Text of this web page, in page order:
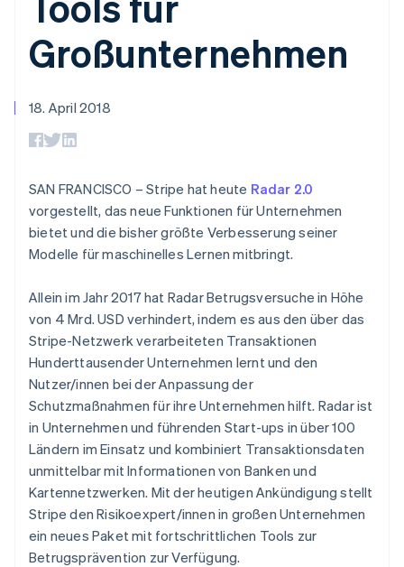
Zugriff auf mehr als
125
Terminal
Zahlungen vor Ort
Boost
Optimierung der
Autorisierungsraten
Bezahlvorgang
Financial
Connections
Verbundene
Finanzdaten
Product roadmap
Ausblick
Radar
Betrugsprävention
Atlas
Start-up-Gründung
Climate
CO₂-Entnahme
Identity
Online-Identitätsprüfung
Geldmanagement
SaaS
Gaming
Bewirtung, Reisen und
Freizeit
Versicherungen
Medien und
Organisationen
Fachdienstleistungen
Öffentlicher Sektor
Einzelhandel
Partner
Stripe App-Marktplatz
Marktplatz auf
Abonnementverwaltung
Verwaltung von
Diensten mit Agenten
App-Integrationen
Code-Beispiele
Entwickler-Blog
API-Status
Produkt-Roadmap
Stripe Sessions
Karriere
Sales-Team
kontaktieren
Partner werden
Großunternehmen
18. April 2018
SAN FRANCISCO – Stripe hat heute Radar 2.0
vorgestellt, das neue Funktionen für Unternehmen
bietet und die bisher größte Verbesserung seiner
Modelle für maschinelles Lernen mitbringt.
Allein im Jahr 2017 hat Radar Betrugsversuche in Höhe
von 4 Mrd. USD verhindert, indem es aus den über das
Stripe-Netzwerk verarbeiteten Transaktionen
Hunderttausender Unternehmen lernt und den
Nutzer/innen bei der Anpassung der
Schutzmaßnahmen für ihre Unternehmen hilft. Radar ist
in Unternehmen und führenden Start-ups in über 100
Ländern im Einsatz und kombiniert Transaktionsdaten
unmittelbar mit Informationen von Banken und
Kartennetzwerken. Mit der heutigen Ankündigung stellt
Stripe den Risikoexpert/innen in großen Unternehmen
ein neues Paket mit fortschrittlichen Tools zur
Betrugsprävention zur Verfügung.